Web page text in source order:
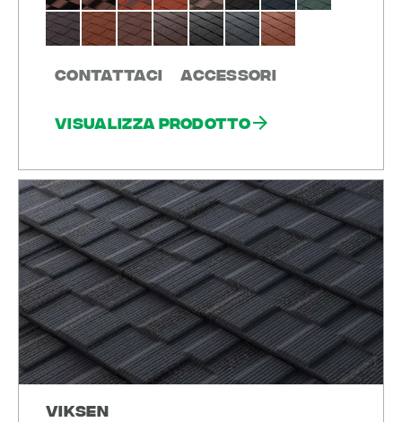
Contattaci Accessori
Visualizza prodotto
Viksen